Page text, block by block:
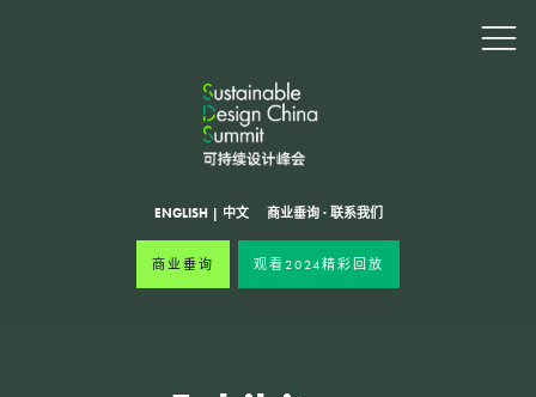
ENGLISH | 中文 商业垂询· 联系我们
商业垂询 观看2024精彩回放